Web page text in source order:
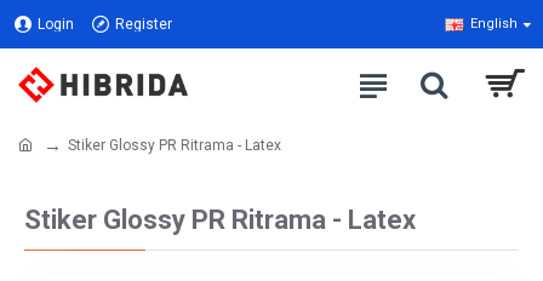
Login Register English
Stiker Glossy PR Ritrama - Latex
Stiker Glossy PR Ritrama - Latex